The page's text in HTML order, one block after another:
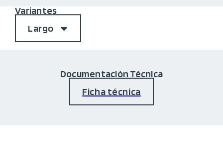
Variantes
Largo
Documentación Técnica
Ficha técnica